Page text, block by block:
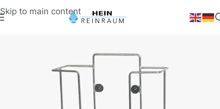
Skip to main content